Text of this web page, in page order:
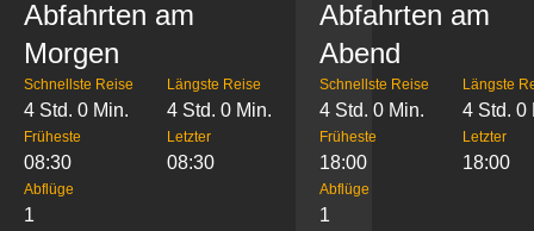
Abfahrten am
Morgen
Schnellste Reise
4 Std. 0 Min.
Längste Reise
4 Std. 0 Min.
Früheste
08:30
Letzter
08:30
Abflüge
1
Abfahrten am
Abend
Schnellste Reise
4 Std. 0 Min.
Längste
4 Std. 0
Früheste
18:00
Letzter
18:00
Abflüge
1